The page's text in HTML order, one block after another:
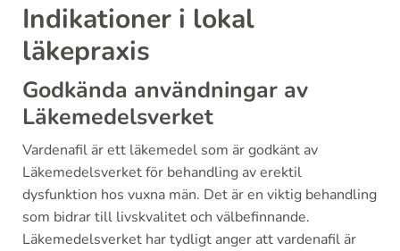
Indikationer i lokal
läkepraxis
Godkända användningar av
Läkemedelsverket
Vardenafil är ett läkemedel som är godkänt av
Läkemedelsverket för behandling av erektil
dysfunktion hos vuxna män. Det är en viktig behandling
som bidrar till livskvalitet och välbefinnande.
Läkemedelsverket har tydligt anger att vardenafil är